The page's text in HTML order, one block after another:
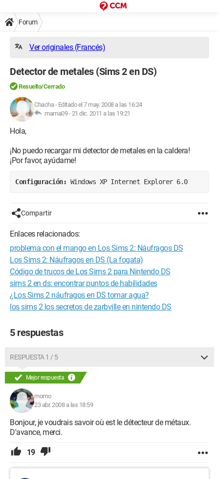
Forum
Ver originales (Francés)
Detector de metales (Sims 2 en DS)
Resuelto/Cerrado
Chacha- Editado el 7 may. 2008 a las 16:24
mama09 -21 dic. 2011 a las 19:21
Hola,
¡No puedo recargar mi detector de metales en la caldera!
¡Por favor, ayúdame!
Configuración: Windows XP Internet Explorer 6.0
Compartir
Enlaces relacionados:
problema con el mango en Los Sims 2: Náufragos DS
Los Sims 2: Náufragos en DS (La fogata)
Código de trucos de Los Sims 2 para Nintendo DS
sims 2 en ds: encontrar puntos de habilidades
¿Los Sims 2 náufragos en DS tomar agua?
los sims 2 los secretos de zarbville en nintendo DS
5 respuestas
RESPUESTA 1 / 5
Mejor respuesta
momo
23 abr. 2008 a las 18:59
Bonjour, je voudrais savoir où est le détecteur de métaux.
D'avance, merci.
19